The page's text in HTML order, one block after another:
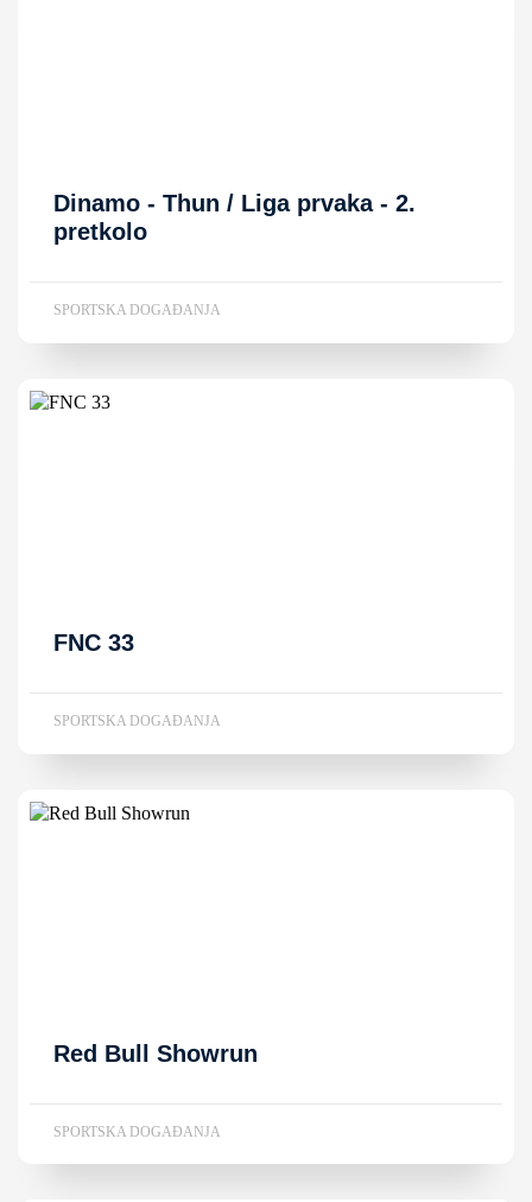
Dinamo - Thun / Liga prvaka - 2.
pretkolo
SPORTSKA DOGAĐANJA
FNC 33
SPORTSKA DOGAĐANJA
Red Bull Showrun
SPORTSKA DOGAĐANJA